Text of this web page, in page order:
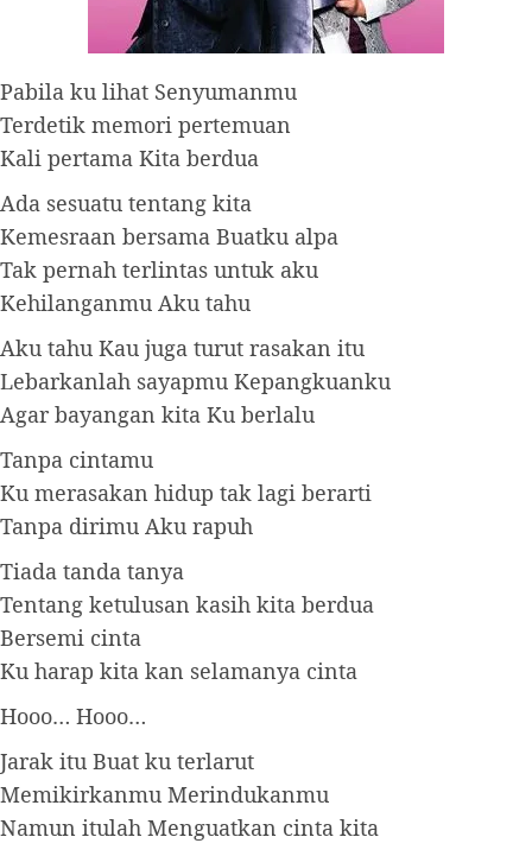
Pabila ku lihat Senyumanmu
Terdetik memori pertemuan
Kali pertama Kita berdua
Ada sesuatu tentang kita
Kemesraan bersama Buatku alpa
Tak pernah terlintas untuk aku
Kehilanganmu Aku tahu
Aku tahu Kau juga turut rasakan itu
Lebarkanlah sayapmu Kepangkuanku
Agar bayangan kita Ku berlalu
Tanpa cintamu
Ku merasakan hidup tak lagi berarti
Tanpa dirimu Aku rapuh
Tiada tanda tanya
Tentang ketulusan kasih kita berdua
Bersemi cinta
Ku harap kita kan selamanya cinta
Hooo… Hooo…
Jarak itu Buat ku terlarut
Memikirkanmu Merindukanmu
Namun itulah Menguatkan cinta kita